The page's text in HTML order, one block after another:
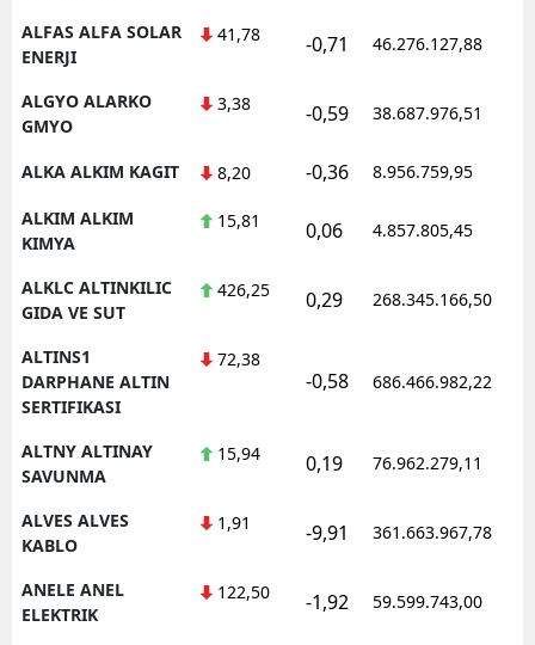
Zonguldak
Kırıkkale
Batman
Bartın
Yalova
ALFAS ALFA SOLAR
ENERJI
41,78 -0,71 46.276.127,88
ALGYO ALARKO
GMYO
3,38 -0,59 38.687.976,51
ALKA ALKIM KAGIT 8,20 -0,36 8.956.759,95
ALKIM ALKIM
KIMYA
15,81 0,06 4.857.805,45
ALKLC ALTINKILIC
GIDA VE SUT
426,25 0,29 268.345.166,50
ALTINS1
DARPHANE ALTIN
SERTIFIKASI
72,38
-0,58 686.466.982,22
ALTNY ALTINAY
SAVUNMA
15,94 0,19 76.962.279,11
ALVES ALVES
KABLO
1,91 -9,91 361.663.967,78
ANELE ANEL
ELEKTRIK
122,50 -1,92 59.599.743,00